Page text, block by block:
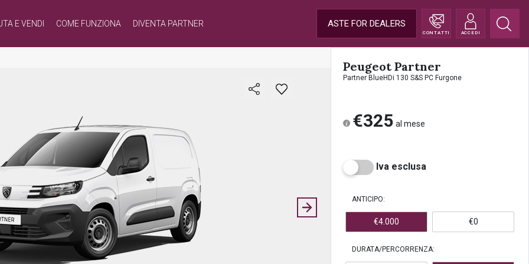
E VENDI COME FUNZIONA DIVENTA PARTNER ASTE FOR DEALERS
CONTATTI ACCEDI
Peugeot Partner
Partner BlueHDi 130 S&S PC Furgone
€325 al mese
Iva esclusa
ANTICIPO:
€4.000 €0
DURATA/PERCORRENZA: